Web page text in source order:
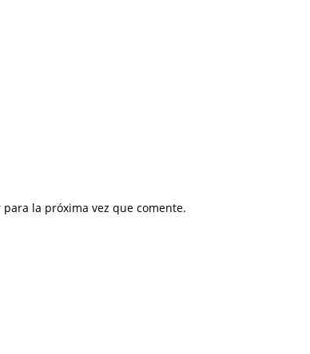
la próxima vez que comente.